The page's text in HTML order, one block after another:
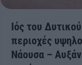
Ιός του
περιοχές
Νάουσα –